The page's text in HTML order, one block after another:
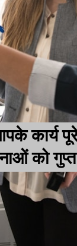
कार्य पूरे
को